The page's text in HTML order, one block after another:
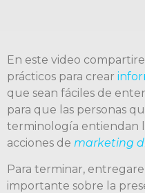
En este video
prácticos para crear
que sean fáciles de
para que las personas
terminología entiendan
acciones de marketing
Para terminar,
importante sobre la